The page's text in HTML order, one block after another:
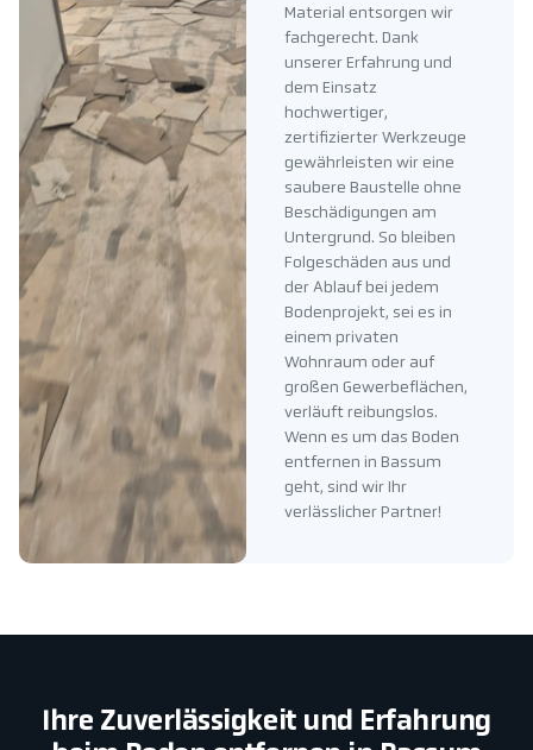
Material entsorgen wir
fachgerecht. Dank
unserer Erfahrung und
dem Einsatz
hochwertiger,
zertifizierter Werkzeuge
gewährleisten wir eine
saubere Baustelle ohne
Beschädigungen am
Untergrund. So bleiben
Folgeschäden aus und
der Ablauf bei jedem
Bodenprojekt, sei es in
einem privaten
Wohnraum oder auf
großen Gewerbeflächen,
verläuft reibungslos.
Wenn es um das Boden
entfernen in Bassum
geht, sind wir Ihr
verlässlicher Partner!
Ihre Zuverlässigkeit und Erfahrung